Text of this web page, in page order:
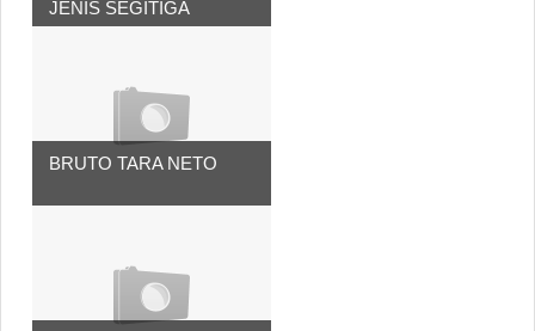
JENIS SEGITIGA
BRUTO TARA NETO